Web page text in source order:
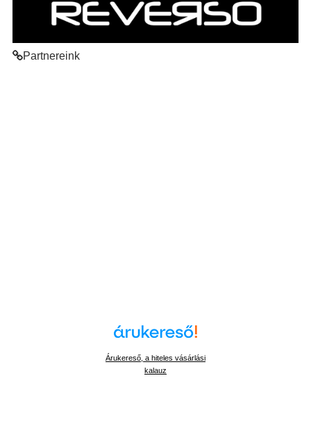
Partnereink
Árukereső, a hiteles vásárlási
kalauz